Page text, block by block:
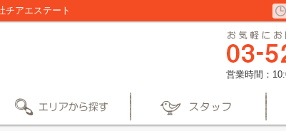
チアエステート
営業時間：